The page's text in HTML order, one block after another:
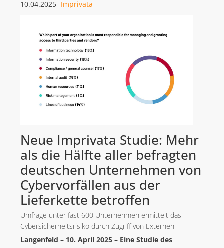
10.04.2025 Imprivata
Neue Imprivata Studie: Mehr
als die Hälfte aller befragten
deutschen Unternehmen von
Cybervorfällen aus der
Lieferkette betroffen
Umfrage unter fast 600 Unternehmen ermittelt das
Cybersicherheitsrisiko durch Zugriff von Externen
Langenfeld – 10. April 2025 – Eine Studie des